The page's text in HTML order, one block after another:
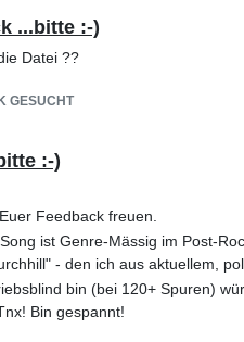
...bitte :-)
Datei ??
GESUCHT
:-)
Feedback freuen.
ist Genre-Mässig im Post-
- den ich aus aktuellem,
bin (bei 120+ Spuren)
Bin gespannt!